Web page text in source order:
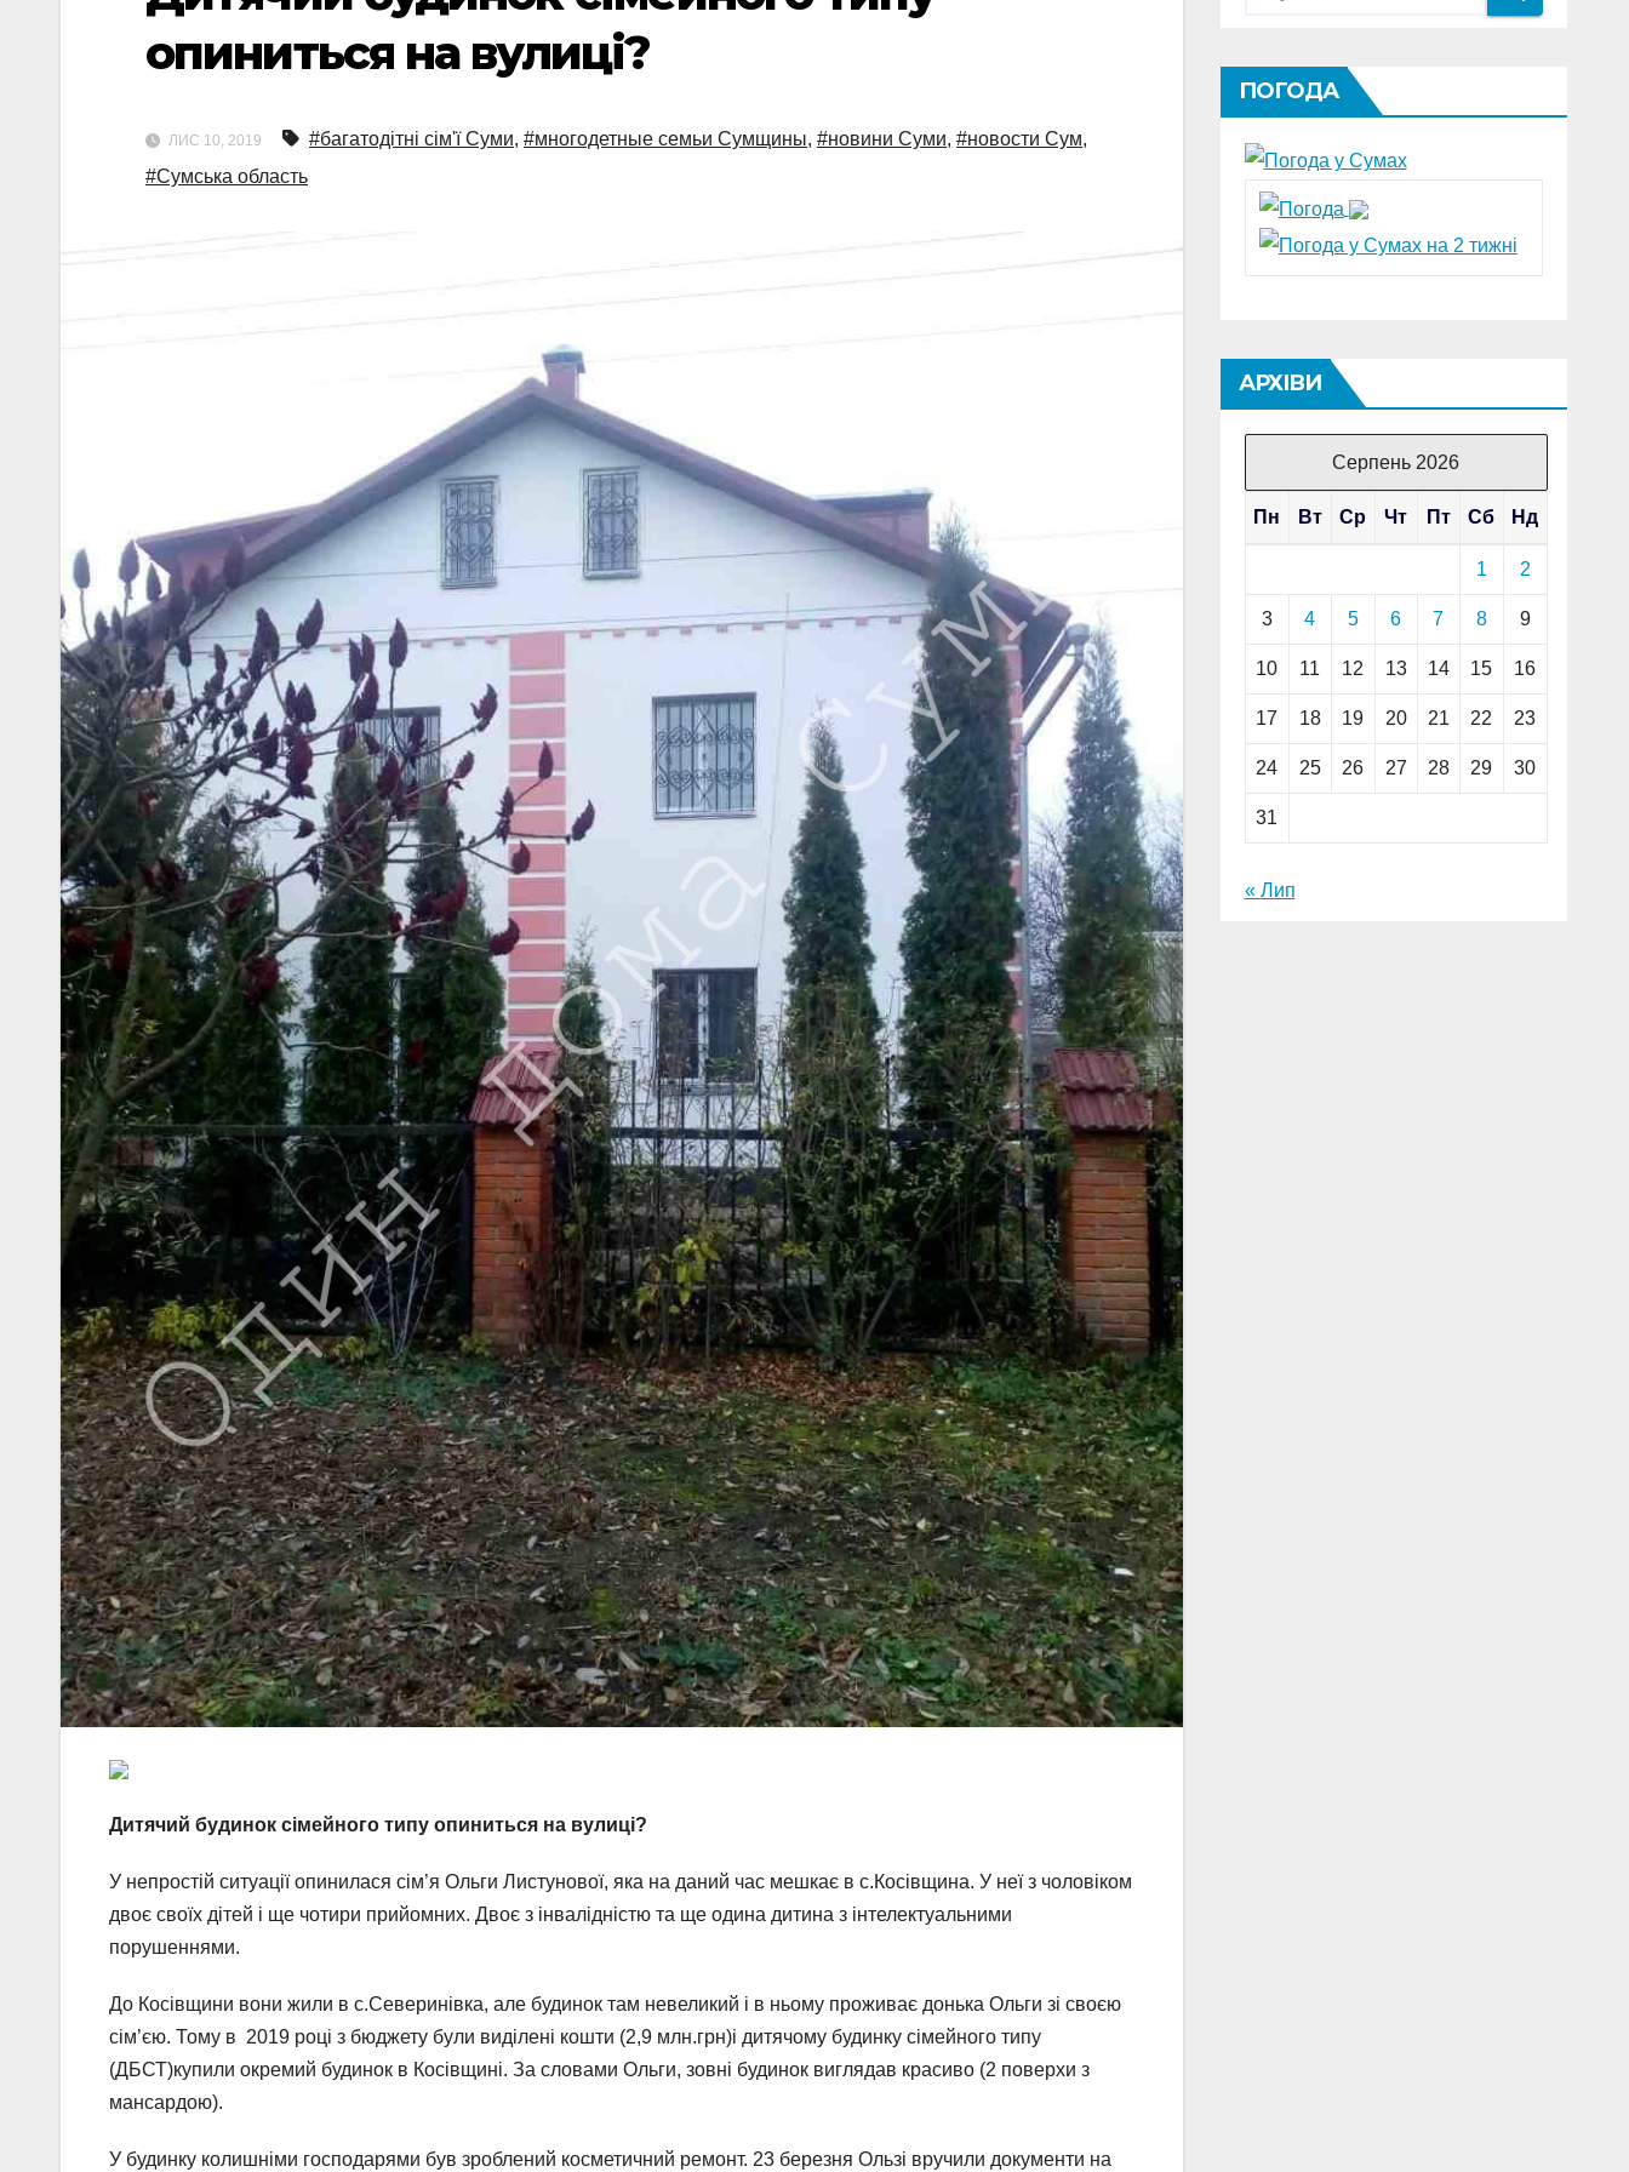
опиниться на вулиці?
ЛИС 10, 2019 #багатодітні сім'ї Суми, #многодетные семьи Сумщины, #новини Суми, #новости Сум,
#Сумська область
Дитячий будинок сімейного типу опиниться на вулиці?
У непростій ситуації опинилася сім’я Ольги Листунової, яка на даний час мешкає в с.Косівщина. У неї з чоловіком
двоє своїх дітей і ще чотири прийомних. Двоє з інвалідністю та ще одина дитина з інтелектуальними
порушеннями.
До Косівщини вони жили в с.Северинівка, але будинок там невеликий і в ньому проживає донька Ольги зі своєю
сім’єю. Тому в 2019 році з бюджету були виділені кошти (2,9 млн.грн)і дитячому будинку сімейного типу
(ДБСТ)купили окремий будинок в Косівщині. За словами Ольги, зовні будинок виглядав красиво (2 поверхи з
мансардою).
У будинку колишніми господарями був зроблений косметичний ремонт. 23 березня Ользі вручили документи на
ПОГОДА
АРХІВИ
Серпень 2026
Пн Вт Ср Чт Пт Сб Нд
1 2
3 4 5 6 7 8 9
10 11 12 13 14 15 16
17 18 19 20 21 22 23
24 25 26 27 28 29 30
31
« Лип